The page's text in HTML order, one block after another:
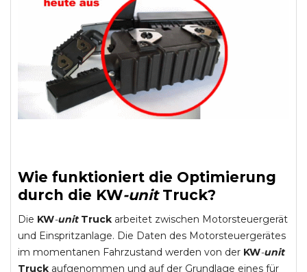
Wie funktioniert die Optimierung
durch die KW-unit Truck?
Die KW-unit Truck arbeitet zwischen Motorsteuergerät
und Einspritzanlage. Die Daten des Motorsteuergerätes
im momentanen Fahrzustand werden von der KW-unit
Truck aufgenommen und auf der Grundlage eines für